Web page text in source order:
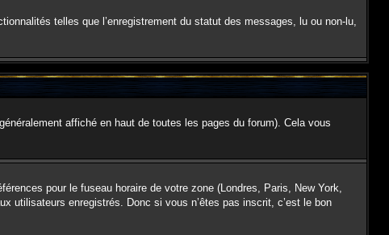
telles que l’enregistrement du statut des messages, lu ou non-lu,
affiché en haut de toutes les pages du forum). Cela vous
pour le fuseau horaire de votre zone (Londres, Paris, New York,
utilisateurs enregistrés. Donc si vous n’êtes pas inscrit, c’est le bon